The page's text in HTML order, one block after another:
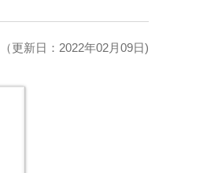
（更新日：2022年02月09日)